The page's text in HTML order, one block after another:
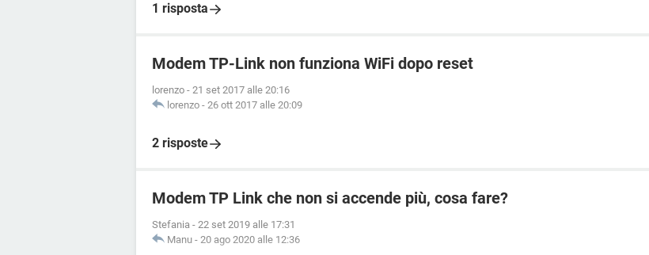
1 risposta
Modem TP-Link non funziona WiFi dopo reset
lorenzo - 21 set 2017 alle 20:16
lorenzo - 26 ott 2017 alle 20:09
2 risposte
Modem TP Link che non si accende più, cosa fare?
Stefania - 22 set 2019 alle 17:31
Manu - 20 ago 2020 alle 12:36